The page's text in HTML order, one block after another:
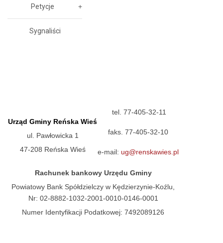
Petycje
Sygnaliści
Urząd Gminy Reńska Wieś
ul. Pawłowicka 1
47-208 Reńska Wieś
tel. 77-405-32-11
faks. 77-405-32-10
e-mail: ug@renskawies.pl
Rachunek bankowy Urzędu Gminy
Powiatowy Bank Spółdzielczy w Kędzierzynie-Koźlu,
Nr: 02-8882-1032-2001-0010-0146-0001
Numer Identyfikacji Podatkowej: 7492089126